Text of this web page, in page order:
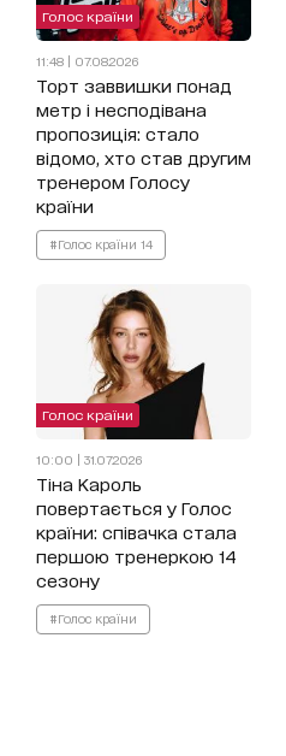
Голос країни
11:48 | 07.08.2026
Торт заввишки понад
метр і несподівана
пропозиція: стало
відомо, хто став другим
тренером Голосу
країни
#Голос країни 14
Голос країни
10:00 | 31.07.2026
Тіна Кароль
повертається у Голос
країни: співачка стала
першою тренеркою 14
сезону
#Голос країни